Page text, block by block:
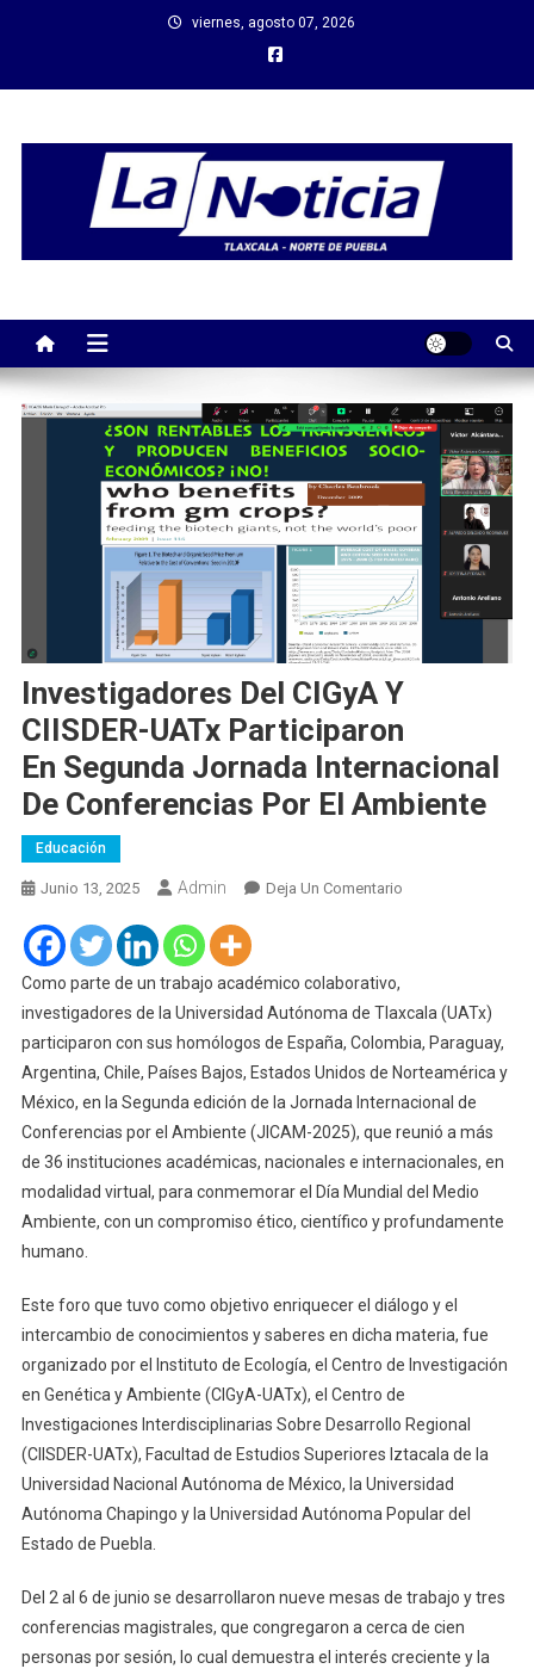
viernes, agosto 07, 2026
Investigadores Del CIGyA Y
CIISDER-UATx Participaron
En Segunda Jornada Internacional
De Conferencias Por El Ambiente
Educación
Junio 13, 2025 Admin Deja Un ComentarioEn
CIISDER-
UATx
Participaron
En Segunda
Jornada
Internacional
De
Conferencias
Ambiente
Como parte de un trabajo académico colaborativo,
investigadores de la Universidad Autónoma de Tlaxcala (UATx)
participaron con sus homólogos de España, Colombia, Paraguay,
Argentina, Chile, Países Bajos, Estados Unidos de Norteamérica y
México, en la Segunda edición de la Jornada Internacional de
Conferencias por el Ambiente (JICAM-2025), que reunió a más
de 36 instituciones académicas, nacionales e internacionales, en
modalidad virtual, para conmemorar el Día Mundial del Medio
Ambiente, con un compromiso ético, científico y profundamente
humano.
Este foro que tuvo como objetivo enriquecer el diálogo y el
intercambio de conocimientos y saberes en dicha materia, fue
organizado por el Instituto de Ecología, el Centro de Investigación
en Genética y Ambiente (CIGyA-UATx), el Centro de
Investigaciones Interdisciplinarias Sobre Desarrollo Regional
(CIISDER-UATx), Facultad de Estudios Superiores Iztacala de la
Universidad Nacional Autónoma de México, la Universidad
Autónoma Chapingo y la Universidad Autónoma Popular del
Estado de Puebla.
Del 2 al 6 de junio se desarrollaron nueve mesas de trabajo y tres
conferencias magistrales, que congregaron a cerca de cien
personas por sesión, lo cual demuestra el interés creciente y la